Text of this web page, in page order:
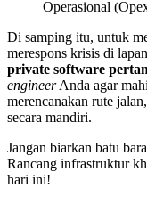
Operasional
Di samping itu, untuk
merespons krisis di
private software
engineerAnda agar
merencanakan rute
secara mandiri.
Jangan biarkan batu
Rancang infrastruktur
hari ini!